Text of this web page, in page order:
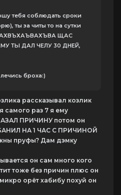
тебя соблюдать сроки
ты за читы то на сутки
(АХВЪХАЪВАХЪВА ЩАС
ТЫ ДАЛ ЧЕЛУ 30 ДНЕЙ,
броха:)
рассказывал козлик
самого раз 7 я ему
ПРИЧИНУ потом он
НА 1 ЧАС С ПРИЧИНОЙ
пруфы? Дам дэмку
он сам много кого
тоже без причин плюс он
орёт хабибу похуй он